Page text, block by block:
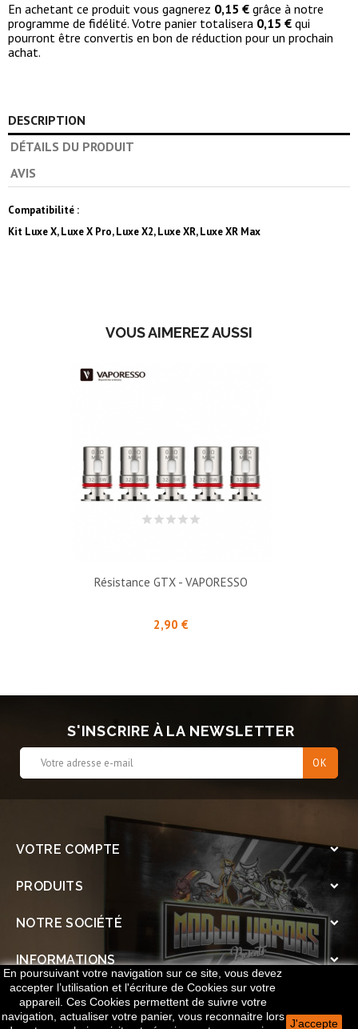
En achetant ce produit vous gagnerez 0,15 € grâce à notre
programme de fidélité. Votre panier totalisera 0,15 € qui
pourront être convertis en bon de réduction pour un prochain
achat.
DESCRIPTION
DÉTAILS DU PRODUIT
AVIS
Compatibilité :
Kit Luxe X, Luxe X Pro, Luxe X2, Luxe XR, Luxe XR Max
VOUS AIMEREZ AUSSI
Résistance GTX - VAPORESSO
2,90 €
S'INSCRIRE À LA NEWSLETTER
VOTRE COMPTE 
PRODUITS 
NOTRE SOCIÉTÉ 
INFORMATIONS 
SOCIAL
En poursuivant votre navigation sur ce site, vous devez
accepter l’utilisation et l'écriture de Cookies sur votre
appareil. Ces Cookies permettent de suivre votre
navigation, actualiser votre panier, vous reconnaitre lors
J'accepte